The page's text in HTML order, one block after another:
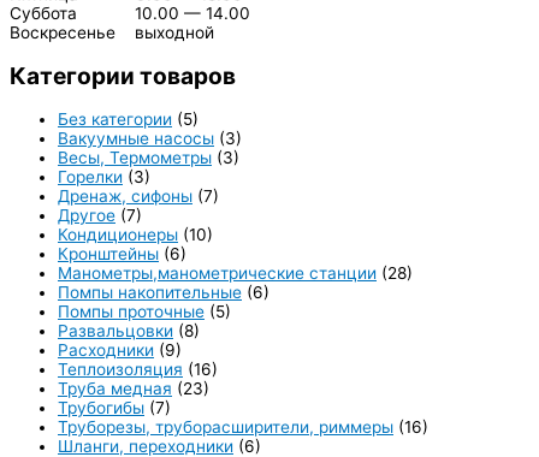
Суббота 10.00 — 14.00
Воскресенье выходной
Категории товаров
Без категории (5)
Вакуумные насосы (3)
Весы, Термометры (3)
Горелки (3)
Дренаж, сифоны (7)
Другое (7)
Кондиционеры (10)
Кронштейны (6)
Манометры,манометрические станции (28)
Помпы накопительные (6)
Помпы проточные (5)
Развальцовки (8)
Расходники (9)
Теплоизоляция (16)
Труба медная (23)
Трубогибы (7)
Труборезы, труборасширители, риммеры (16)
Шланги, переходники (6)